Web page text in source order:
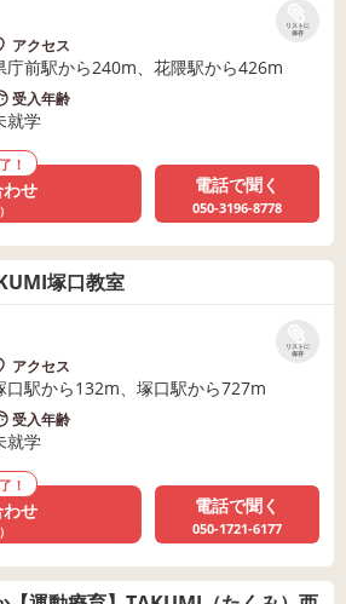
リストに
保存
アクセス
庁前駅から240m、花隈駅から426m
受入年齢
就学
！
せ 電話で聞く
050-3196-8778
塚口教室
リストに
保存
アクセス
口駅から132m、塚口駅から727m
受入年齢
就学
！
せ 電話で聞く
050-1721-6177